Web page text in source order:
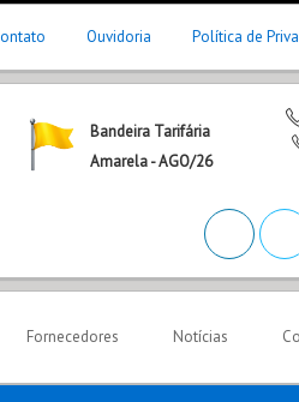
Ouvidoria Política de
Bandeira Tarifária
Amarela - AGO/26
Fornecedores Notícias